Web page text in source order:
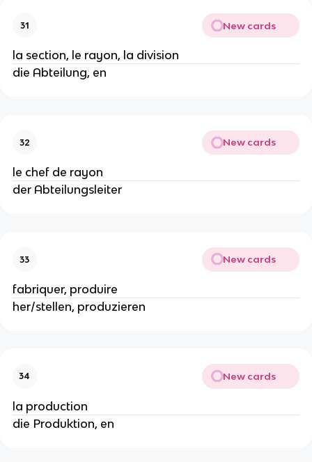
31 New cards
la section, le rayon, la division
die Abteilung, en
32 New cards
le chef de rayon
der Abteilungsleiter
33 New cards
fabriquer, produire
her/stellen, produzieren
34 New cards
la production
die Produktion, en